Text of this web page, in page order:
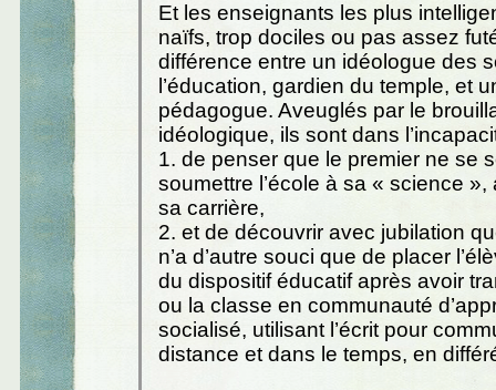
Et les enseignants les plus
naïfs, trop dociles ou pas assez
différence entre un idéologue des
l’éducation, gardien du temple, et
pédagogue. Aveuglés par le
idéologique, ils sont dans
1. de penser que le premier ne se
soumettre l’école à sa « science »,
sa carrière,
2. et de découvrir avec jubilation
n’a d’autre souci que de placer
du dispositif éducatif après avoir
ou la classe en communauté
socialisé, utilisant l’écrit pour
distance et dans le temps, en